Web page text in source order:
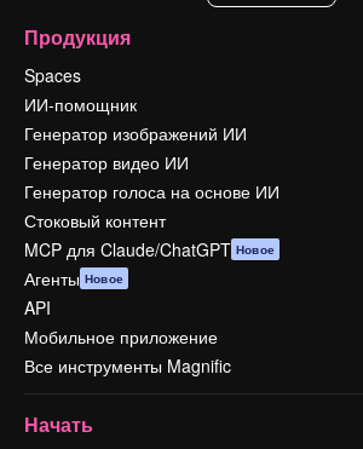
Продукция
Spaces
ИИ-помощник
Генератор изображений ИИ
Генератор видео ИИ
Генератор голоса на основе ИИ
Стоковый контент
MCP для Claude/ChatGPT Новое
Агенты Новое
API
Мобильное приложение
Все инструменты Magnific
Начать